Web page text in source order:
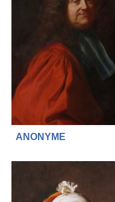
ANONYME